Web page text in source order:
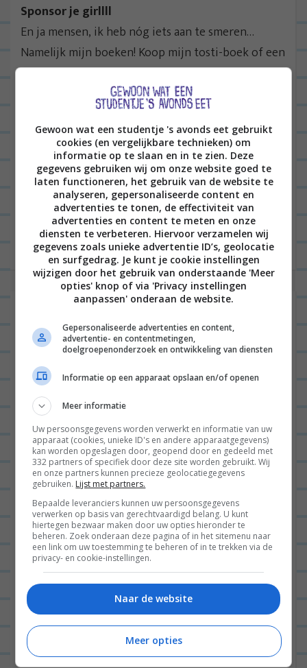
Sponsor je girllll
En ja mensen, ik heb nóg iets aan te smeren…
Namelijk mijn boeken! Koop mijn tosti-boek of een
van de twee kookboeken voor studenten. Als je
doet, verdien ik er ook nog wat
gezelligs aan. Thanks!
VORIGE POST
VOLGENDE POST
2 reacties op “Pangasius met
pijnboompittenprutje uit de oven
met risotto”
HANNEKE 11/02/2020 op 09:55
Hoi Leonie,
Ik lees je recepten (en andere posts)
altijd erg graag. Wel wou ik je even
wijzen op het feit dat pangasius een
vissoort is die allesbehalve
onschuldig wordt gekweekt. Ik weet
dat je bij vlees graag kiest voor
duurzaam en dit ook promoot bij je
lezers (wat ik erg waardeer). Bij vis is
hier doorgaans weinig transparantie
over, maar misschien kan dit artikel
enige klaarheid scheppen:
https://bit.ly/2vjg6yf
Gewoon wat een studentje 's avonds eet gebruikt
cookies (en vergelijkbare technieken) om
informatie op te slaan en in te zien. Deze
gegevens gebruiken wij om onze website goed te
laten functioneren, het gebruik van de website te
analyseren, gepersonaliseerde content en
advertenties te tonen, de effectiviteit van
advertenties en content te meten en onze
diensten te verbeteren. Hiervoor verzamelen wij
gegevens zoals unieke advertentie ID’s, geolocatie
en surfgedrag. Je kunt je cookie instellingen
wijzigen door het gebruik van onderstaande 'Meer
opties' knop of via 'Privacy instellingen
aanpassen' onderaan de website.
Gepersonaliseerde advertenties en content,
advertentie- en contentmetingen,
doelgroepenonderzoek en ontwikkeling van diensten
Informatie op een apparaat opslaan en/of openen
Meer informatie
Uw persoonsgegevens worden verwerkt en informatie van uw
apparaat (cookies, unieke ID's en andere apparaatgegevens)
kan worden opgeslagen door, geopend door en gedeeld met
332 partners of specifiek door deze site worden gebruikt. Wij
en onze partners kunnen precieze geolocatiegegevens
gebruiken. Lijst met partners.
Bepaalde leveranciers kunnen uw persoonsgegevens
verwerken op basis van gerechtvaardigd belang. U kunt
hiertegen bezwaar maken door uw opties hieronder te
beheren. Zoek onderaan deze pagina of in het sitemenu naar
een link om uw toestemming te beheren of in te trekken via de
privacy- en cookie-instellingen.
Naar de website
Meer opties